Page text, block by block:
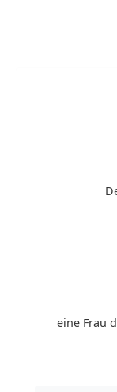
eine Frau